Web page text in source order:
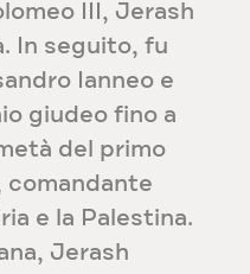
III, Jerash
In seguito, fu
Ianneo e
giudeo fino a
del primo
comandante
e la Palestina.
Jerash